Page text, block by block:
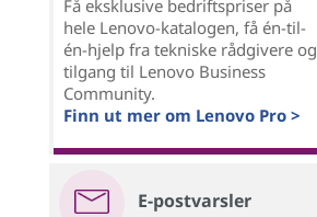
Få eksklusive bedriftspriser på
hele Lenovo-katalogen, få én-til-
én-hjelp fra tekniske rådgivere og
tilgang til Lenovo Business
Community.
Finn ut mer om Lenovo Pro >
E-postvarsler